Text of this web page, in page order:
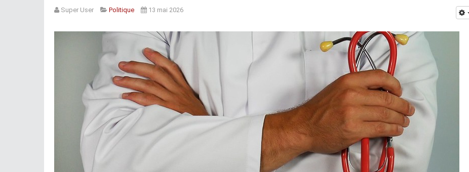
Super User Politique 13 mai 2026